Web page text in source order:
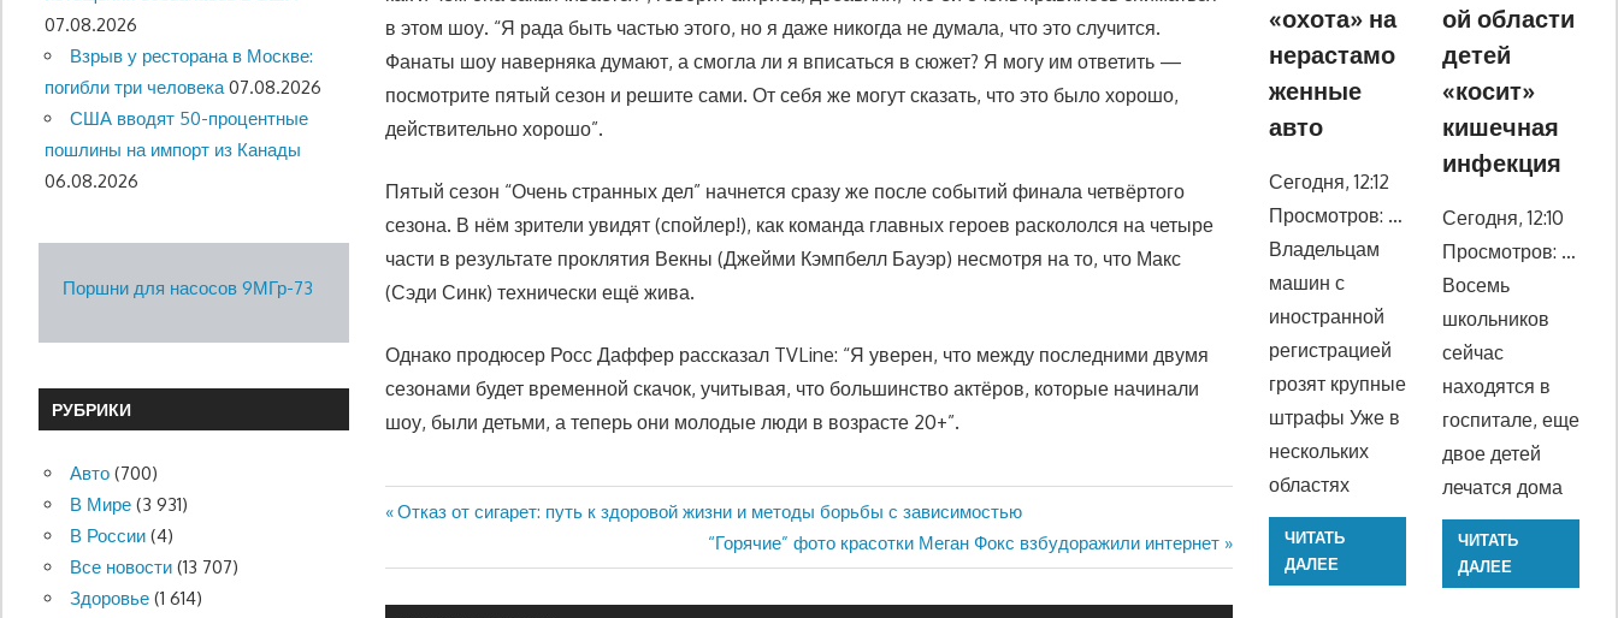
в этом шоу. “Я рада быть частью этого, но я даже никогда не думала, что это случится.
Фанаты шоу наверняка думают, а смогла ли я вписаться в сюжет? Я могу им ответить —
посмотрите пятый сезон и решите сами. От себя же могут сказать, что это было хорошо,
действительно хорошо”.
Пятый сезон “Очень странных дел” начнется сразу же после событий финала четвёртого
сезона. В нём зрители увидят (спойлер!), как команда главных героев раскололся на четыре
части в результате проклятия Векны (Джейми Кэмпбелл Бауэр) несмотря на то, что Макс
(Сэди Синк) технически ещё жива.
Однако продюсер Росс Даффер рассказал TVLine: “Я уверен, что между последними двумя
сезонами будет временной скачок, учитывая, что большинство актёров, которые начинали
шоу, были детьми, а теперь они молодые люди в возрасте 20+”.
Навигация
по
Предыдущая
Отказ от сигарет: путь к здоровой жизни и методы борьбы с зависимостью
Следующая
запись:
“Горячие” фото красотки Меган Фокс взбудоражили интернет
07.08.2026
Взрыв у ресторана в Москве:
погибли три человека 07.08.2026
США вводят 50-процентные
пошлины на импорт из Канады
06.08.2026
Поршни для насосов 9МГр-73
РУБРИКИ
Авто(700)
В Мире(3 931)
В России(4)
Все новости(13 707)
Здоровье(1 614)
«охота» на
нерастамо
женные
авто
Сегодня, 12:12
Просмотров: …
Владельцам
машин с
иностранной
регистрацией
грозят крупные
штрафы Уже в
нескольких
областях
ЧИТАТЬ
ДАЛЕЕ
ой области
детей
«косит»
кишечная
инфекция
Сегодня, 12:10
Просмотров: …
Восемь
школьников
сейчас
находятся в
госпитале, еще
двое детей
лечатся дома
ЧИТАТЬ
ДАЛЕЕ